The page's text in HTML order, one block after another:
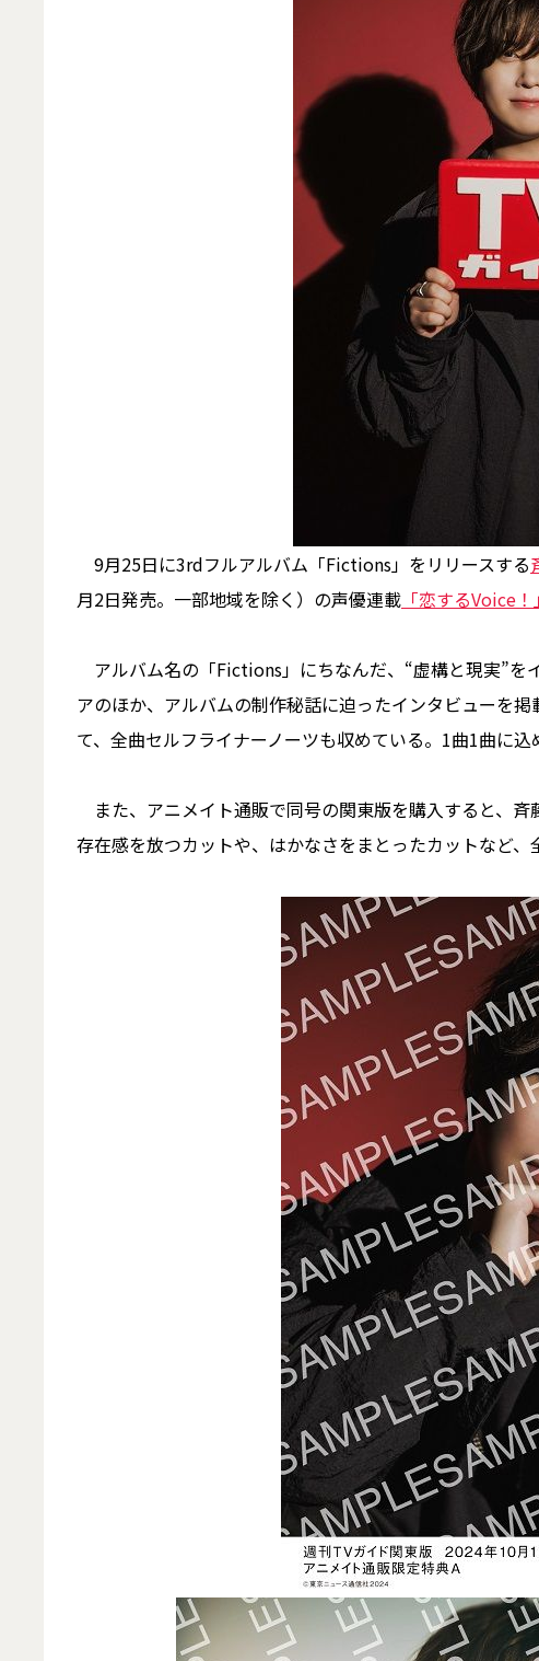
9月25日に3rdフルアルバム「Fictions」をリリースする
月2日発売。一部地域を除く）の声優連載 「恋するVoice！」
アルバム名の「Fictions」にちなんだ、“虚構と現実”を
アのほか、アルバムの制作秘話に迫ったインタビューを
て、全曲セルフライナーノーツも収めている。1曲1曲に込
また、アニメイト通販で同号の関東版を購入すると、
存在感を放つカットや、はかなさをまとったカットなど、